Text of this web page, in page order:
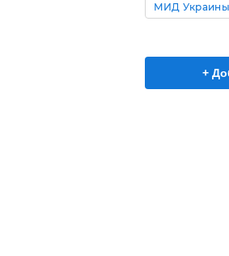
МИД Украины
+